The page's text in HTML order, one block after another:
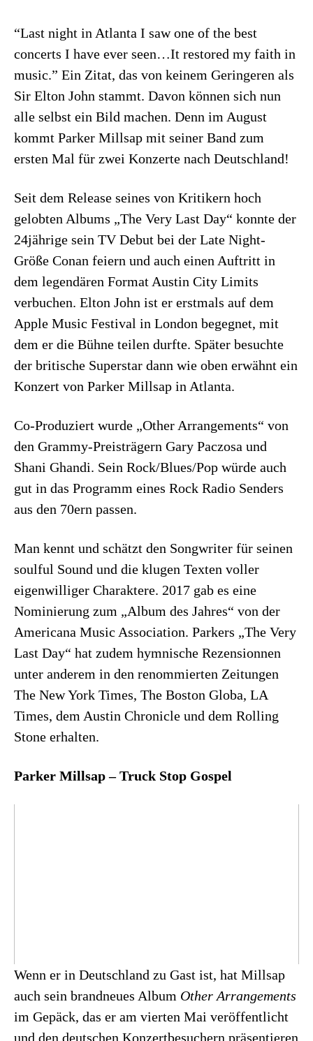
“Last night in Atlanta I saw one of the best
concerts I have ever seen…It restored my faith in
music.” Ein Zitat, das von keinem Geringeren als
Sir Elton John stammt. Davon können sich nun
alle selbst ein Bild machen. Denn im August
kommt Parker Millsap mit seiner Band zum
ersten Mal für zwei Konzerte nach Deutschland!
Seit dem Release seines von Kritikern hoch
gelobten Albums „The Very Last Day“ konnte der
24jährige sein TV Debut bei der Late Night-
Größe Conan feiern und auch einen Auftritt in
dem legendären Format Austin City Limits
verbuchen. Elton John ist er erstmals auf dem
Apple Music Festival in London begegnet, mit
dem er die Bühne teilen durfte. Später besuchte
der britische Superstar dann wie oben erwähnt ein
Konzert von Parker Millsap in Atlanta.
Co-Produziert wurde „Other Arrangements“ von
den Grammy-Preisträgern Gary Paczosa und
Shani Ghandi. Sein Rock/Blues/Pop würde auch
gut in das Programm eines Rock Radio Senders
aus den 70ern passen.
Man kennt und schätzt den Songwriter für seinen
soulful Sound und die klugen Texten voller
eigenwilliger Charaktere. 2017 gab es eine
Nominierung zum „Album des Jahres“ von der
Americana Music Association. Parkers „The Very
Last Day“ hat zudem hymnische Rezensionnen
unter anderem in den renommierten Zeitungen
The New York Times, The Boston Globa, LA
Times, dem Austin Chronicle und dem Rolling
Stone erhalten.
Parker Millsap – Truck Stop Gospel
Wenn er in Deutschland zu Gast ist, hat Millsap
auch sein brandneues Album Other Arrangements
im Gepäck, das er am vierten Mai veröffentlicht
und den deutschen Konzertbesuchern präsentieren